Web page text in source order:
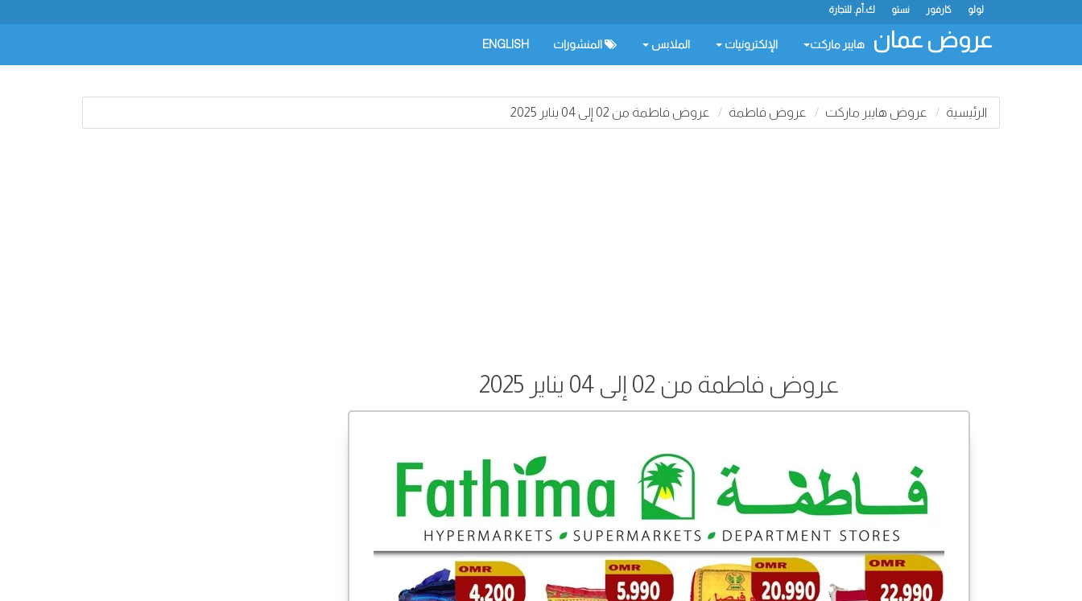
ك.أم. للتجارة نستو كارفور لولو
عروض عمان هايبر ماركت الإلكترونيات الملابس المنشورات ENGLISH
الرئيسية عروض هايبر ماركت عروض فاطمة عروض فاطمة من 02 إلى 04 يناير 2025
عروض فاطمة من 02 إلى 04 يناير 2025